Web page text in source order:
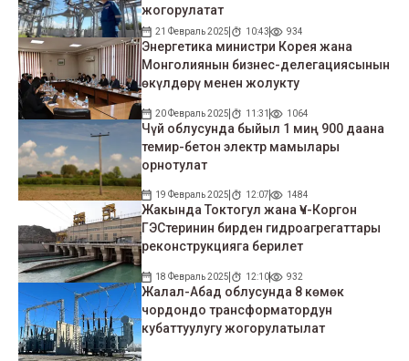
жогорулатат
21 Февраль 2025 10:43 934
Энергетика министри Корея жана
Монголиянын бизнес-делегациясынын
өкүлдөрү менен жолукту
20 Февраль 2025 11:31 1064
Чүй облусунда быйыл 1 миң 900 даана
темир-бетон электр мамылары
орнотулат
19 Февраль 2025 12:07 1484
Жакында Токтогул жана Үч-Коргон
ГЭСтеринин бирден гидроагрегаттары
реконструкцияга берилет
18 Февраль 2025 12:10 932
Жалал-Абад облусунда 8 көмөк
чордондо трансформатордун
кубаттуулугу жогорулатылат